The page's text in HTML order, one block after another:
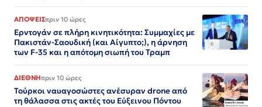
ΑΠΟΨΕΙΣπριν 10 ώρες
Ερντογάν σε πλήρη κινητικότητα: Συμμαχίες με
Πακιστάν-Σαουδική (και Αίγυπτο;), η άρνηση
των F-35 και η απότομη σιωπή του Τραμπ
ΔΙΕΘΝΗπριν 10 ώρες
Τούρκοι ναυαγοσώστες ανέσυραν drone από
τη θάλασσα στις ακτές του Εύξεινου Πόντου